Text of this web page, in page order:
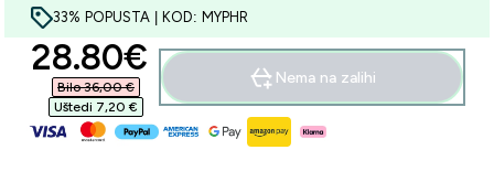
33% POPUSTA | KOD: MYPHR
discounted price
28.80€‎
Bilo 36,00 €‎
Uštedi 7,20 €‎
Nema na zalihi